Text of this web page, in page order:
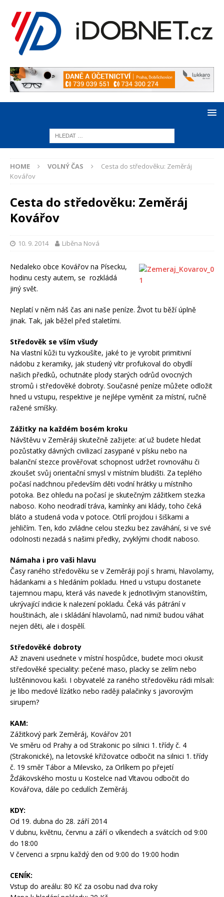
HOME VOLNÝ ČAS
Cesta do středověku: Zeměráj
Kovářov
Cesta do středověku: Zeměráj
Kovářov
10. 9. 2014 Liběna Nová
Nedaleko obce Kovářov na Písecku,
hodinu cesty autem, se rozkládá
jiný svět.
Neplatí v něm náš čas ani naše peníze. Život tu běží úplně
jinak. Tak, jak běžel před staletími.
Středověk se vším všudy
Na vlastní kůži tu vyzkoušíte, jaké to je vyrobit primitivní
nádobu z keramiky, jak studený vítr profukoval do obydlí
našich předků, ochutnáte plody starých odrůd ovocných
stromů i středověké dobroty. Současné peníze můžete odložit
hned u vstupu, respektive je nejlépe vyměnit za místní, ručně
ražené smíšky.
Zážitky na každém bosém kroku
Návštěvu v Zeměráji skutečně zažijete: ať už budete hledat
pozůstatky dávných civilizací zasypané v písku nebo na
balanční stezce prověřovat schopnost udržet rovnováhu či
zkoušet svůj orientační smysl v místním bludišti. Za teplého
počasí nadchnou především děti vodní hrátky u místního
potoka. Bez ohledu na počasí je skutečným zážitkem stezka
naboso. Koho neodradí tráva, kamínky ani klády, toho čeká
bláto a studená voda v potoce. Otrlí projdou i šiškami a
jehličím. Ten, kdo zvládne celou stezku bez zaváhání, si ve své
odolnosti nezadá s našimi předky, zvyklými chodit naboso.
Námaha i pro vaši hlavu
Časy raného středověku se v Zeměráji pojí s hrami, hlavolamy,
hádankami a s hledáním pokladu. Hned u vstupu dostanete
tajemnou mapu, která vás navede k jednotlivým stanovištím,
ukrývající indicie k nalezení pokladu. Čeká vás pátrání v
houštinách, ale i skládání hlavolamů, nad nimiž budou váhat
nejen děti, ale i dospělí.
Středověké dobroty
Až znaveni usednete v místní hospůdce, budete moci okusit
středověké speciality: pečené maso, placky se zelím nebo
luštěninovou kaši. I obyvatelé za raného středověku rádi mlsali:
je libo medové lízátko nebo raději palačinky s javorovým
sirupem?
KAM:
Zážitkový park Zeměráj, Kovářov 201
Ve směru od Prahy a od Strakonic po silnici 1. třídy č. 4
(Strakonické), na letovské křižovatce odbočit na silnici 1. třídy
č. 19 směr Tábor a Milevsko, za Orlíkem po přejetí
Žďákovského mostu u Kostelce nad Vltavou odbočit do
Kovářova, dále po cedulích Zeměráj.
KDY:
Od 19. dubna do 28. září 2014
V dubnu, květnu, červnu a září o víkendech a svátcích od 9:00
do 18:00
V červenci a srpnu každý den od 9:00 do 19:00 hodin
CENÍK:
Vstup do areálu: 80 Kč za osobu nad dva roky